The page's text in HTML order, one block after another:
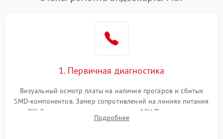
1. Первичная диагностика
Визуальный осмотр платы на наличие прогаров и сбитых
SMD-компонентов. Замер сопротивлений на линиях питания
PCI-E и дополнительных разъемах 12V. Проверка на
короткое замыкание основных дросселей питания GPU и
Подробнее